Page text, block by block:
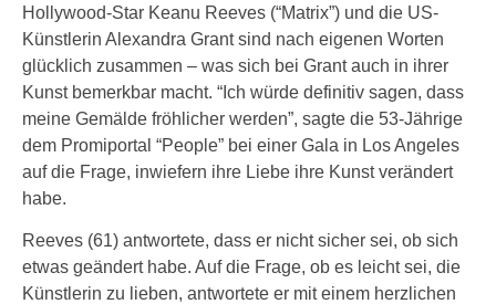
Hollywood-Star Keanu Reeves (“Matrix”) und die US-
Künstlerin Alexandra Grant sind nach eigenen Worten
glücklich zusammen – was sich bei Grant auch in ihrer
Kunst bemerkbar macht. “Ich würde definitiv sagen, dass
meine Gemälde fröhlicher werden”, sagte die 53-Jährige
dem Promiportal “People” bei einer Gala in Los Angeles
auf die Frage, inwiefern ihre Liebe ihre Kunst verändert
habe.
Reeves (61) antwortete, dass er nicht sicher sei, ob sich
etwas geändert habe. Auf die Frage, ob es leicht sei, die
Künstlerin zu lieben, antwortete er mit einem herzlichen